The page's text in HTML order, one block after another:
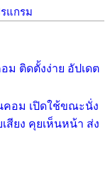
แกรม
ม ติดตั้งง่าย อัปเดต
คอม เปิดใช้ขณะนั่ง
สียง คุยเห็นหน้า ส่ง